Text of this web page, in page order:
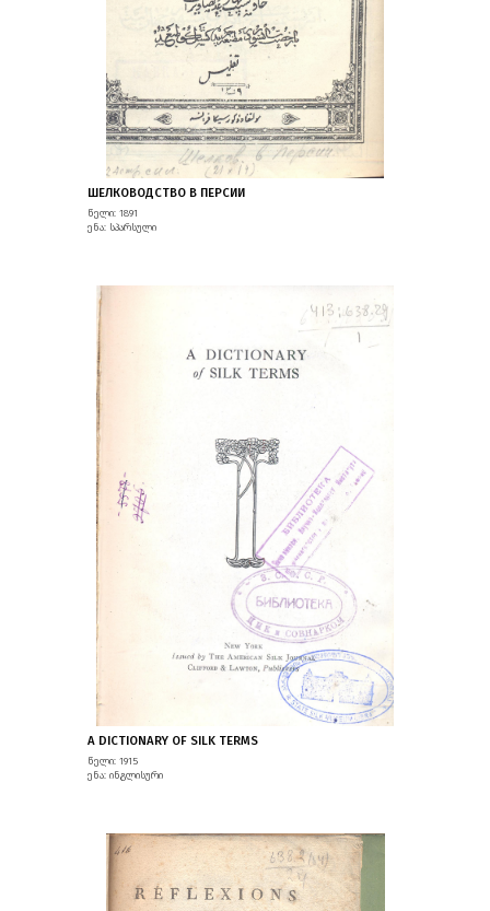
ШЕЛКОВОДСТВО В ПЕРСИИ
წელი: 1891
ენა: სპარსული
A DICTIONARY OF SILK TERMS
წელი: 1915
ენა: ინგლისური